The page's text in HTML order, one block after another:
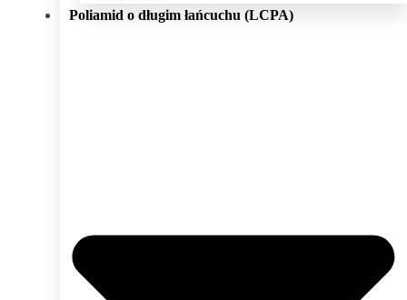
Poliamid o długim łańcuchu (LCPA)